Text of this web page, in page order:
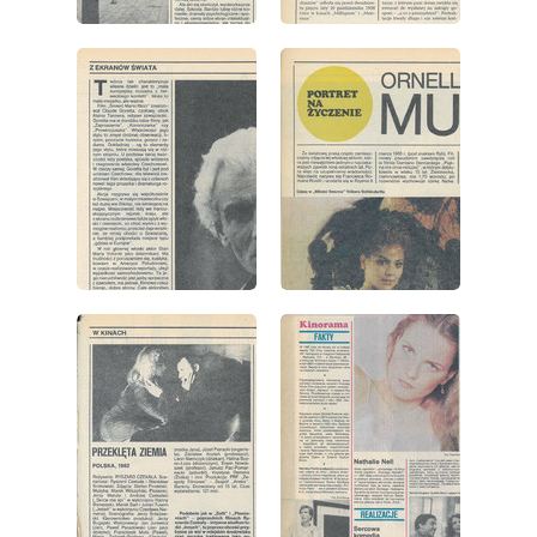
wydanie: 41/1983 wydanie: 41/1983
wydanie: 41/1983 wydanie: 41/1983